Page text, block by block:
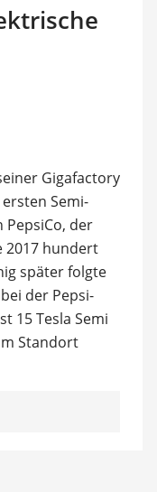
Gigafactory
Semi-
der
2017 hundert
später folgte
der Pepsi-
15 Tesla Semi
Standort